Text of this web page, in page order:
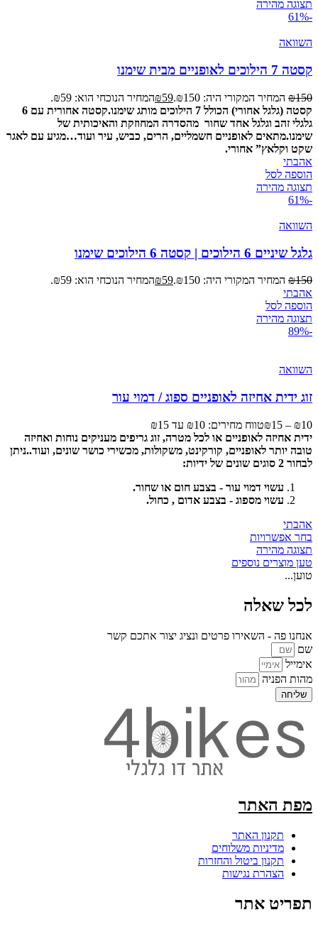
תצוגה מהירה
-61%
השוואה
קסטה 7 הילוכים לאופניים מבית שימנו
₪150 המחיר המקורי היה: ₪150. ₪59
המחיר הנוכחי הוא: ₪59.
קסטה (גלגל אחורי) הכולל 7 הילוכים מותג שימנו.
קסטה אחורית עם 6
גלגלי זהב וגלגל אחד שחור מהסדרה המחוזקת והאיכותית של
שימנו.מתאים לאופניים חשמליים, הרים, כביש, עיר ועוד…מגיע עם לאגר
שקט וקלאץ” אחורי.
אהבתי
הוספה לסל
תצוגה מהירה
-61%
השוואה
גלגל שיניים 6 הילוכים | קסטה 6 הילוכים שימנו
₪150 המחיר המקורי היה: ₪150. ₪59
המחיר הנוכחי הוא: ₪59.
אהבתי
הוספה לסל
תצוגה מהירה
-89%
השוואה
זוג ידית אחיזה לאופניים ספוג / דמוי עור
₪10
–
₪15
טווח מחירים: ⁦₪10⁩ עד ⁦₪15⁩
ידית אחיזה לאופניים או לכל מטרה, זוג גריפים מעניקים נוחות ואחיזה
טובה יותר לאופניים, קורקינט, משקולות, מכשירי כושר שונים, ועוד..ניתן
לבחור 2 סוגים שונים של ידיות:
עשוי דמוי עור - בצבע חום או שחור.
עשוי מספוג - בצבע אדום , כחול.
אהבתי
בחר אפשרויות
תצוגה מהירה
טען מוצרים נוספים
טוען...
לכל שאלה
אנחנו פה - השאירו פרטים ונציג יצור אתכם קשר
שם
אימייל
מהות הפניה
שליחה
מפת האתר
תקנון האתר
מדיניות משלוחים
תקנון ביטול והחזרות
הצהרת נגישות
תפריט אתר